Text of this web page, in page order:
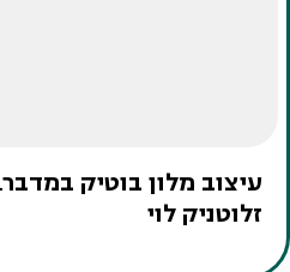
עיצוב מלון בוטיק
זלוטניק לוי